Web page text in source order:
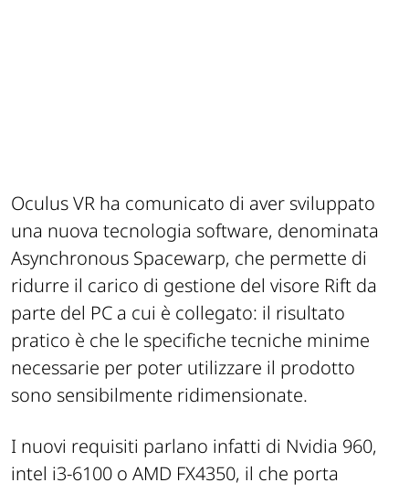
Oculus VR ha comunicato di aver sviluppato
una nuova tecnologia software, denominata
Asynchronous Spacewarp, che permette di
ridurre il carico di gestione del visore Rift da
parte del PC a cui è collegato: il risultato
pratico è che le specifiche tecniche minime
necessarie per poter utilizzare il prodotto
sono sensibilmente ridimensionate.
I nuovi requisiti parlano infatti di Nvidia 960,
intel i3-6100 o AMD FX4350, il che porta